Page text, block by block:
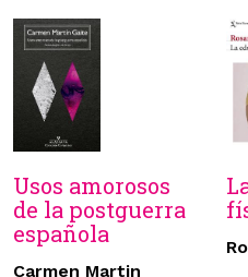
Usos amorosos
de la postguerra
española
Carmen Martin